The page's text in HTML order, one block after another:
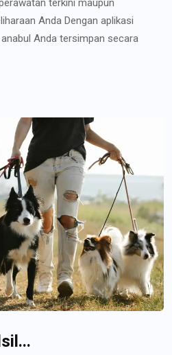
terkini maupun
Anda Dengan aplikasi
Anda tersimpan secara